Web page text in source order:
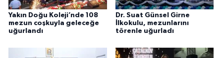
Yakın Doğu Koleji’nde 108
mezun coşkuyla geleceğe
uğurlandı
Dr. Suat Günsel Girne
İlkokulu, mezunlarını
törenle uğurladı